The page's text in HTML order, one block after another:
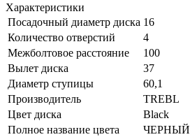
Характеристики
Посадочный диаметр диска 16
Количество отверстий
4
Межболтовое расстояние
100
Вылет диска
37
Диаметр ступицы
60,1
Производитель
TREBL
Цвет диска
Black
Полное название цвета
ЧЕРНЫЙ